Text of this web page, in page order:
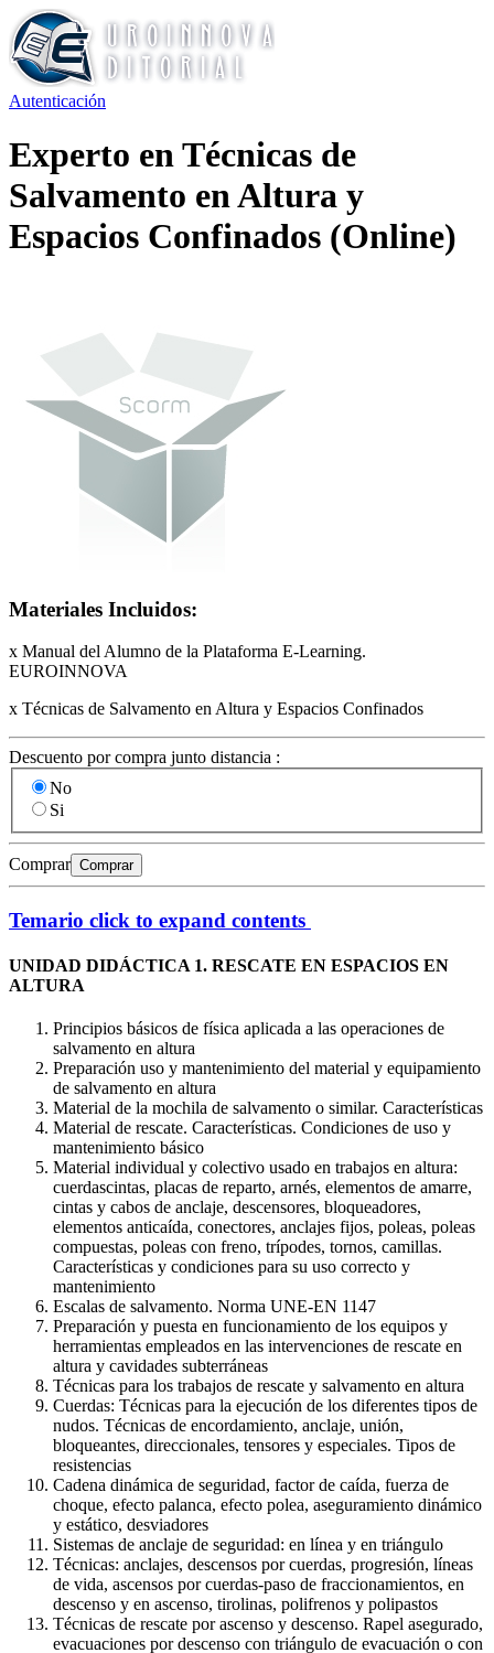
Autenticación
Experto en Técnicas de
Salvamento en Altura y
Espacios Confinados (Online)
Materiales Incluidos:
x Manual del Alumno de la Plataforma E-Learning.
EUROINNOVA
x Técnicas de Salvamento en Altura y Espacios Confinados
Descuento por compra junto distancia :
No
Si
Comprar Comprar
Temario click to expand contents
UNIDAD DIDÁCTICA 1. RESCATE EN ESPACIOS EN
ALTURA
Principios básicos de física aplicada a las operaciones de
salvamento en altura
Preparación uso y mantenimiento del material y equipamiento
de salvamento en altura
Material de la mochila de salvamento o similar. Características
Material de rescate. Características. Condiciones de uso y
mantenimiento básico
Material individual y colectivo usado en trabajos en altura:
cuerdascintas, placas de reparto, arnés, elementos de amarre,
cintas y cabos de anclaje, descensores, bloqueadores,
elementos anticaída, conectores, anclajes fijos, poleas, poleas
compuestas, poleas con freno, trípodes, tornos, camillas.
Características y condiciones para su uso correcto y
mantenimiento
Escalas de salvamento. Norma UNE-EN 1147
Preparación y puesta en funcionamiento de los equipos y
herramientas empleados en las intervenciones de rescate en
altura y cavidades subterráneas
Técnicas para los trabajos de rescate y salvamento en altura
Cuerdas: Técnicas para la ejecución de los diferentes tipos de
nudos. Técnicas de encordamiento, anclaje, unión,
bloqueantes, direccionales, tensores y especiales. Tipos de
resistencias
Cadena dinámica de seguridad, factor de caída, fuerza de
choque, efecto palanca, efecto polea, aseguramiento dinámico
y estático, desviadores
Sistemas de anclaje de seguridad: en línea y en triángulo
Técnicas: anclajes, descensos por cuerdas, progresión, líneas
de vida, ascensos por cuerdas-paso de fraccionamientos, en
descenso y en ascenso, tirolinas, polifrenos y polipastos
Técnicas de rescate por ascenso y descenso. Rapel asegurado,
evacuaciones por descenso con triángulo de evacuación o con